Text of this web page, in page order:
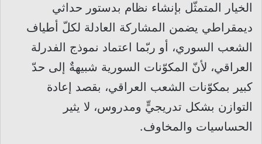
الخيار المتمثّل بإنشاء نظام بدستور حداثي
ديمقراطي يضمن المشاركة العادلة لكلّ أطياف
الشعب السوري، أو ربّما اعتماد نموذج الفدرلة
العراقي، لأنّ المكوّنات السورية شبيهةٌ إلى حدّ
كبير بمكوّنات الشعب العراقي، بقصد إعادة
التوازن بشكل تدريجيٍّ ومدروس، لا يثير
الحساسيات والمخاوف.